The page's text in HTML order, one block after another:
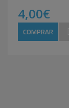
4,00€
COMPRAR